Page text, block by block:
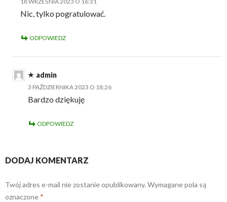
Nic, tylko pogratulować.
ODPOWIEDZ
admin
3 PAŹDZIERNIKA 2023 O 18:26
Bardzo dziękuję
ODPOWIEDZ
DODAJ KOMENTARZ
Twój adres e-mail nie zostanie opublikowany.Wymagane pola są
oznaczone *